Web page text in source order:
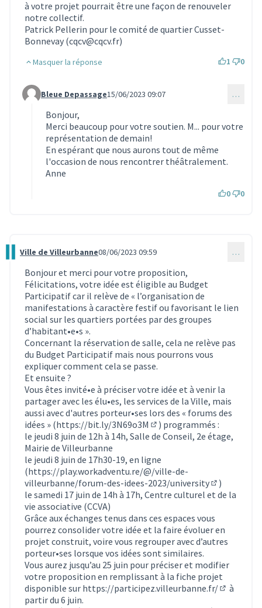
à votre projet pourrait être une façon de renouveler
notre collectif.
Patrick Pellerin pour le comité de quartier Cusset-
Bonnevay (cqcv@cqcv.fr)
Masquer la réponse 1 0
Commentaire 2695 (réponse au commentaire 2364)
Bleue Depassage15/06/2023 09:07 …
Bonjour,
Merci beaucoup pour votre soutien. M... pour votre
représentation de demain!
En espérant que nous aurons tout de même
l'occasion de nous rencontrer théâtralement.
Anne
0 0
Commentaire 2552
Ville de Villeurbanne08/06/2023 09:59 …
Bonjour et merci pour votre proposition,
Félicitations, votre idée est éligible au Budget
Participatif car il relève de « l’organisation de
manifestations à caractère festif ou favorisant le lien
social sur les quartiers portées par des groupes
d’habitant•e•s ».
Concernant la réservation de salle, cela ne relève pas
du Budget Participatif mais nous pourrons vous
expliquer comment cela se passe.
Et ensuite ?
Vous êtes invité•e à préciser votre idée et à venir la
partager avec les élu•es, les services de la Ville, mais
aussi avec d'autres porteur•ses lors des « forums des
idées » (https://bit.ly/3N69o3M
(Lien externe)
) programmés :
le jeudi 8 juin de 12h à 14h, Salle de Conseil, 2e étage,
Mairie de Villeurbanne
le jeudi 8 juin de 17h30-19, en ligne
(https://play.workadventu.re/@/ville-de-
villeurbanne/forum-des-idees-2023/university
(Lien
)
le samedi 17 juin de 14h à 17h, Centre culturel et de la
vie associative (CCVA)
Grâce aux échanges tenus dans ces espaces vous
pourrez consolider votre idée et la faire évoluer en
projet construit, voire vous regrouper avec d’autres
porteur•ses lorsque vos idées sont similaires.
Vous aurez jusqu’au 25 juin pour préciser et modifier
votre proposition en remplissant à la fiche projet
disponible sur https://participez.villeurbanne.fr/
à
partir du 6 juin.